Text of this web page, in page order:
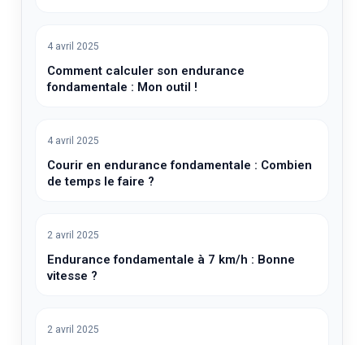
4 avril 2025
Comment calculer son endurance
fondamentale : Mon outil !
4 avril 2025
Courir en endurance fondamentale : Combien
de temps le faire ?
2 avril 2025
Endurance fondamentale à 7 km/h : Bonne
vitesse ?
2 avril 2025